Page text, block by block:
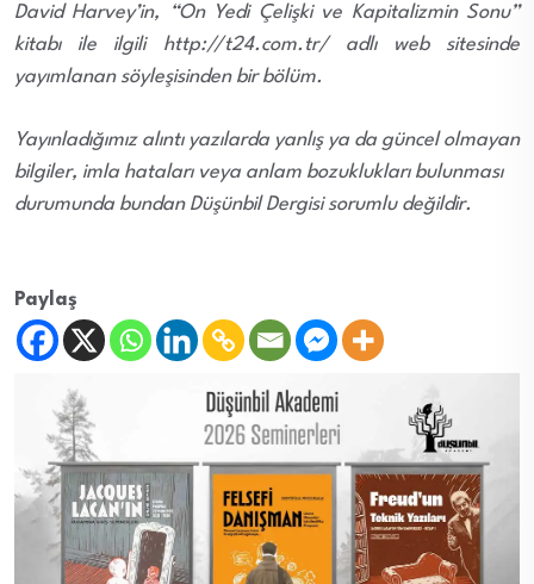
David Harvey’in, “On Yedi Çelişki ve Kapitalizmin Sonu”
kitabı ile ilgili http://t24.com.tr/ adlı web sitesinde
yayımlanan söyleşisinden bir bölüm.
Yayınladığımız alıntı yazılarda yanlış ya da güncel olmayan
bilgiler, imla hataları veya anlam bozuklukları bulunması
durumunda bundan Düşünbil Dergisi sorumlu değildir.
Paylaş